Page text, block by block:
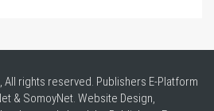
All rights reserved. Publishers E-Platform
& SomoyNet. Website Design,